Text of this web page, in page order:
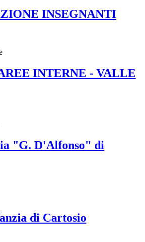
INSEGNANTI
INTERNE - VALLE
"G. D'Alfonso" di
di Cartosio